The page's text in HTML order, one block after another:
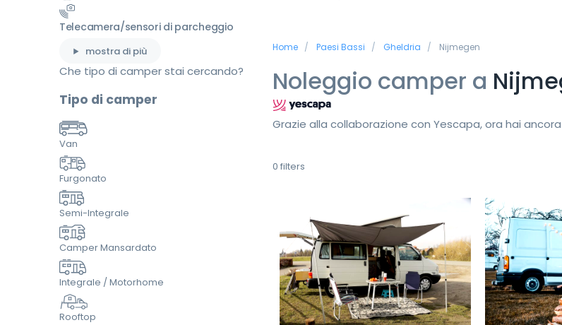
Home Paesi Bassi Gheldria Nijmegen
Noleggio camper a
Grazie alla collaborazione con Yescapa, ora hai
0 filters
Precedente Successivo
Telecamera/sensori di parcheggio
mostra di più
Che tipo di camper stai cercando?
Tipo di camper
Van
Furgonato
Semi-Integrale
Camper Mansardato
Integrale / Motorhome
Rooftop